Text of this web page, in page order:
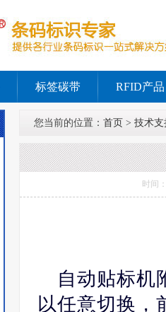
标签碳带 RFID产品
您当前的位置： 首页 > 技术支
时间
自动贴标机
以任意切换，